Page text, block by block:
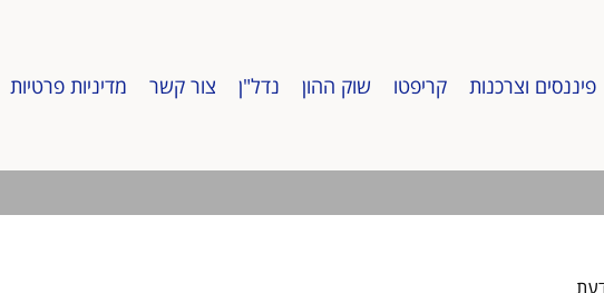
פיננסים וצרכנות קריפטו שוק ההון נדל"ן צור קשר מדיניות פרטיות